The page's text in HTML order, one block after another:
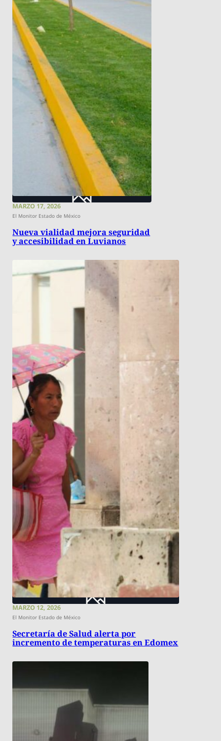
MARZO 17, 2026
El Monitor Estado de México
Nueva vialidad mejora seguridad
y accesibilidad en Luvianos
MARZO 12, 2026
El Monitor Estado de México
Secretaría de Salud alerta por
incremento de temperaturas en Edomex